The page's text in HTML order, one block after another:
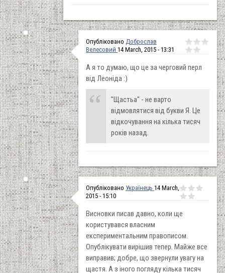
Опубліковано Доброслав
Велесовий 14 March, 2015 - 13:31
А я то думаю, що це за черговий перл
від Леоніда :)
"Щастьа" - не варто
відмовлятися від букви Я. Це
відкочування на кілька тисяч
років назад.
Опубліковано Українець 14 March,
2015 - 15:10
Висновки писав давно, коли ще
користувався власним
експериментальним правописом.
Опублікувати вирішив тепер. Майже все
виправив; добре, що звернули увагу на
щастя. А з іного погляду кілька тисяч